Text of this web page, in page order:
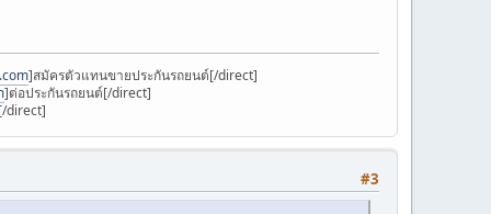
]สมัครตัวแทนขายประกันรถยนต์[/direct]
]ต่อประกันรถยนต์[/direct]
direct]
#3